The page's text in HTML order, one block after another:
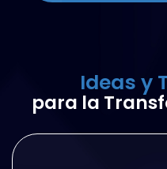
Ideas y
para la